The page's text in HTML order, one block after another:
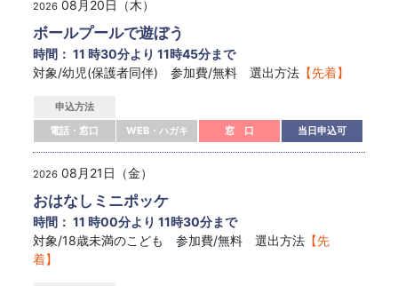
2026 08月20日（木）
ボールプールで遊ぼう
時間： 11 時30分より 11時45分まで
対象/幼児(保護者同伴) 参加費/無料 選出方法 【先着】
申込方法
電話・窓口
WEB・ハガキ 窓 口 当日申込可
2026 08月21日（金）
おはなしミニポッケ
時間： 11 時00分より 11時30分まで
対象/18歳未満のこども 参加費/無料 選出方法 【先
着】